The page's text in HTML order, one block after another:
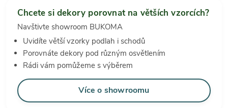
Chcete si dekory porovnat na větších vzorcích?
Navštivte showroom BUKOMA
Uvidíte větší vzorky podlah i schodů
Porovnáte dekory pod různým osvětlením
Rádi vám pomůžeme s výběrem
Více o showroomu